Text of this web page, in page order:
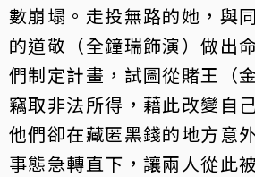
數崩塌。走投無路的她，與
的道敬（全鐘瑞飾演）做出
們制定計畫，試圖從賭王（
竊取非法所得，藉此改變自
他們卻在藏匿黑錢的地方意
事態急轉直下，讓兩人從此